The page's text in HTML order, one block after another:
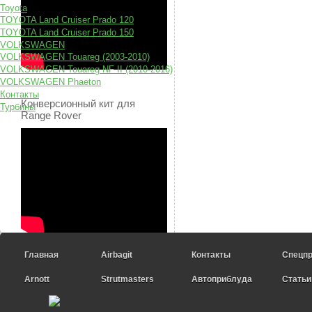
Toyota
TOYOTA Land Cruiser Prado 120
TOYOTA Land Cruiser Prado 150
VOLKSWAGEN
VOLKSWAGEN Touareg (2003-2010)
VOLKSWAGEN Touareg NF II (2010-2016)
VOLKSWAGEN Phaeton
Контакты
ТурбиныКонверсионный кит для
Range Rover
Главная Airbagit Контакты
Arnott Strutmasters Автоприблуда Статьи